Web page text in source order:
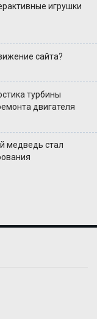
игрушки
сайта?
турбины
двигателя
медведь стал